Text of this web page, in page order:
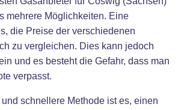
mehrere Möglichkeiten. Eine
die Preise der verschiedenen
zu vergleichen. Dies kann jedoch
und es besteht die Gefahr, dass man
verpasst.
schnellere Methode ist es, einen